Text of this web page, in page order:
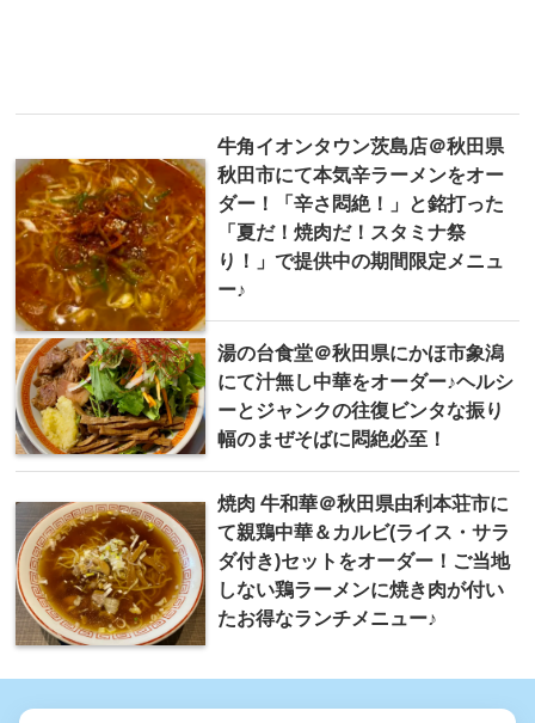
牛角イオンタウン茨島店＠秋田県
秋田市にて本気辛ラーメンをオー
ダー！「辛さ悶絶！」と銘打った
「夏だ！焼肉だ！スタミナ祭
り！」で提供中の期間限定メニュ
ー♪
湯の台食堂＠秋田県にかほ市象潟
にて汁無し中華をオーダー♪ヘルシ
ーとジャンクの往復ビンタな振り
幅のまぜそばに悶絶必至！
焼肉 牛和華＠秋田県由利本荘市に
て親鶏中華＆カルビ(ライス・サラ
ダ付き)セットをオーダー！ご当地
しない鶏ラーメンに焼き肉が付い
たお得なランチメニュー♪